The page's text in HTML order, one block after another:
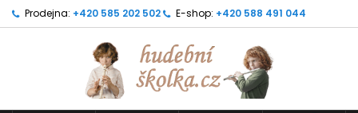
Prodejna: +420 585 202 502 E-shop: +420 588 491 044